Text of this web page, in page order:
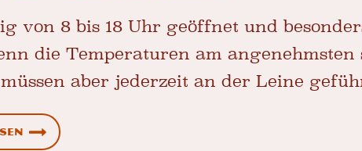
von 8 bis 18 Uhr geöffnet und
die Temperaturen am angenehmsten
aber jederzeit an der Leine